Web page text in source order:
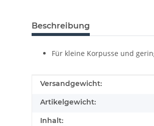
Beschreibung
Für kleine Korpusse und
Produkteigenschaft
Wert
Versandgewicht:
Artikelgewicht:
Inhalt: